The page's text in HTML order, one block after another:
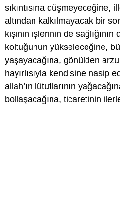
sıkıntısına düşmeyeceğine,
altından kalkılmayacak bir
kişinin işlerinin de sağlığının
koltuğunun yükseleceğine,
yaşayacağına, gönülden
hayırlısıyla kendisine nasip
allah’ın lütuflarının
bollaşacağına, ticaretinin